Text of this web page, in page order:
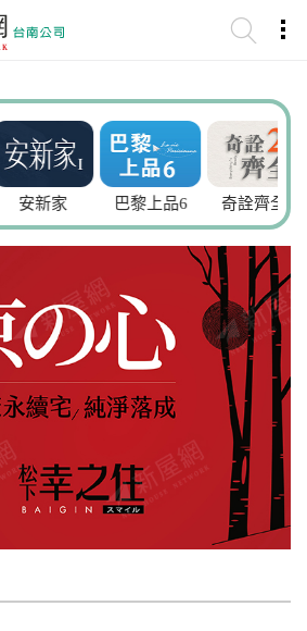
安新家 巴黎上品6 奇詮齊全2